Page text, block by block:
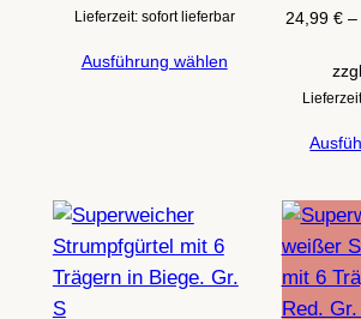
Lieferzeit: sofort lieferbar
Ausführung wählen
24,99 € –
zzgl.